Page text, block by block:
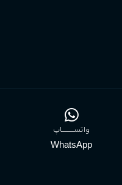
واتســــــــــاپ
WhatsApp